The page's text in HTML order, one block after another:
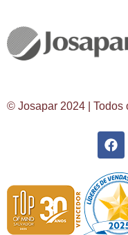
© Josapar 2024 | Todos